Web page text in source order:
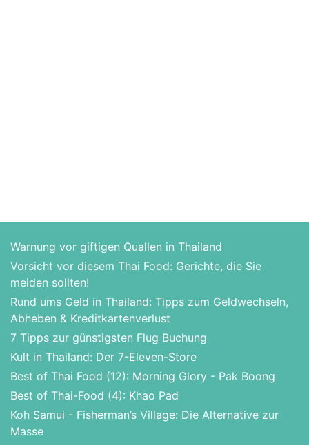
Warnung vor giftigen Quallen in Thailand
Vorsicht vor diesem Thai Food: Gerichte, die Sie
meiden sollten!
Rund ums Geld in Thailand: Tipps zum Geldwechseln,
Abheben & Kreditkartenverlust
7 Tipps zur günstigsten Flug Buchung
Kult in Thailand: Der 7-Eleven-Store
Best of Thai Food (12): Morning Glory - Pak Boong
Best of Thai-Food (4): Khao Pad
Koh Samui - Fisherman’s Village: Die Alternative zur
Masse